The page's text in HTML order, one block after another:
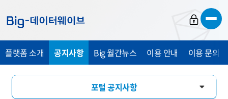
가
기
가
기
가
기
플랫폼 소개 공지사항 Big 월간뉴스 이용 안내 이용 문의
포털 공지사항